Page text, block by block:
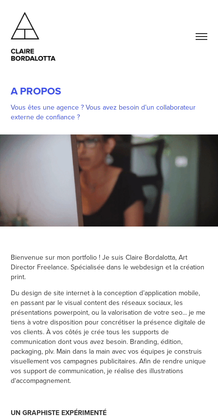
A PROPOS
Vous êtes une agence ? Vous avez besoin d’un collaborateur
externe de confiance ?
Bienvenue sur mon portfolio ! Je suis Claire Bordalotta, Art
Director Freelance. Spécialisée dans le webdesign et la création
print.
Du design de site internet à la conception d’application mobile,
en passant par le visual content des réseaux sociaux, les
présentations powerpoint, ou la valorisation de votre seo... je me
tiens à votre disposition pour concrétiser la présence digitale de
vos clients. À vos côtés je crée tous les supports de
communication dont vous avez besoin. Branding, édition,
packaging, plv. Main dans la main avec vos équipes je construis
visuellement vos campagnes publicitaires. Afin de rendre unique
vos support de communication, je réalise des illustrations
d'accompagnement.
UN GRAPHISTE EXPÉRIMENTÉ